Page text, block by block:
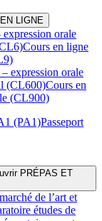
LIGNE
orale
Cours en ligne
expression orale
(CL600)Cours en
(CL900)
(PA1)Passeport
PRÉPAS ET
de l’art et
études de